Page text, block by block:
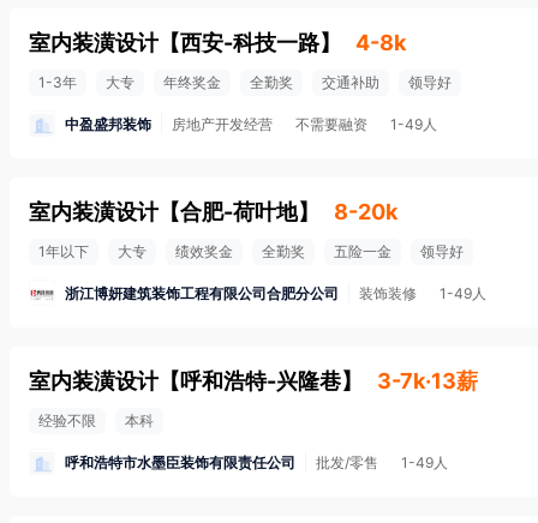
室内装潢设计 【西安-科技一路】 4-8k
1-3年 大专 年终奖金 全勤奖 交通补助 领导好
中盈盛邦装饰 房地产开发经营 不需要融资 1-49人
室内装潢设计 【合肥-荷叶地】 8-20k
1年以下 大专 绩效奖金 全勤奖 五险一金 领导好
浙江博妍建筑装饰工程有限公司合肥分公司 装饰装修 1-49人
室内装潢设计 【呼和浩特-兴隆巷】 3-7k·13薪
经验不限 本科
呼和浩特市水墨臣装饰有限责任公司 批发/零售 1-49人